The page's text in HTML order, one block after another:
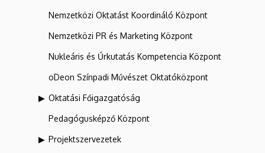
Nemzetközi Oktatást Koordináló Központ
Nemzetközi PR és Marketing Központ
Nukleáris és Űrkutatás Kompetencia Központ
oDeon Színpadi Művészet Oktatóközpont
Oktatási Főigazgatóság
Pedagógusképző Központ
Projektszervezetek